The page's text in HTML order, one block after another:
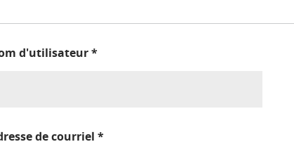
d'utilisateur*
de courriel *